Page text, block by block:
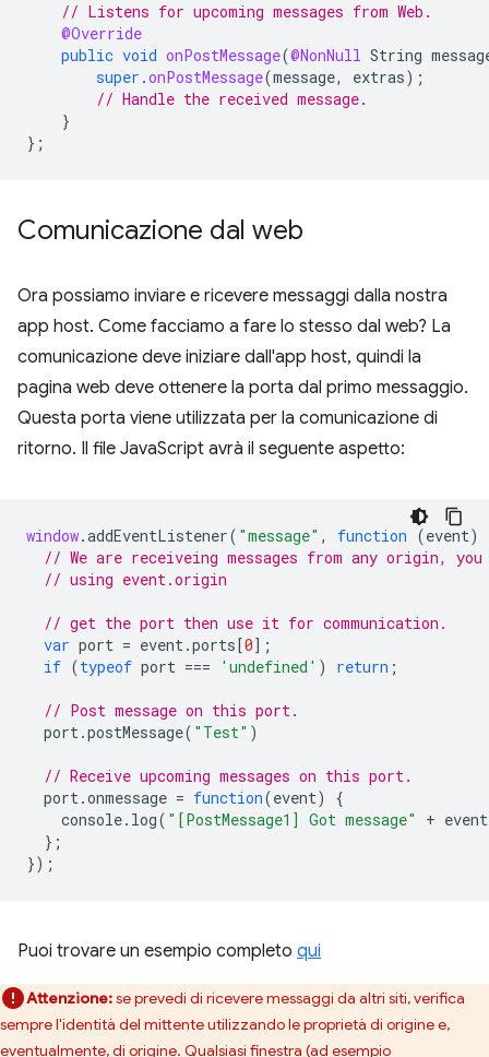
// Listens for upcoming messages from Web.
@Override
public void onPostMessage(@NonNull String
super .onPostMessage(message, extras);
// Handle the received message.
}
};
Comunicazione dal web
Ora possiamo inviare e ricevere messaggi dalla nostra
app host. Come facciamo a fare lo stesso dal web? La
comunicazione deve iniziare dall'app host, quindi la
pagina web deve ottenere la porta dal primo messaggio.
Questa porta viene utilizzata per la comunicazione di
ritorno. Il file JavaScript avrà il seguente aspetto:
window.addEventListener( "message" , function (event)
// We are receiveing messages from any origin,
// using event.origin
// get the port then use it for communication.
var port = event.ports[0];
if (typeof port === 'undefined' ) return ;
// Post message on this port.
port.postMessage( "Test" )
// Receive upcoming messages on this port.
port.onmessage = function(event)
{
console. log( "[PostMessage1] Got message" + event
};
});
Puoi trovare un esempio completo qui
Attenzione:se prevedi di ricevere messaggi da altri siti, verifica
sempre l'identità del mittente utilizzando le proprietà di origine e,
eventualmente, di origine. Qualsiasi finestra (ad esempio